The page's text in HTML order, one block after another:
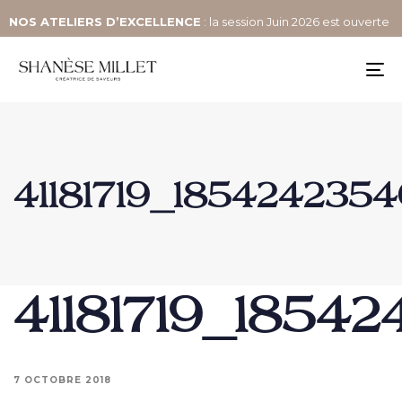
NOS ATELIERS D’EXCELLENCE : la session Juin 2026 est ouverte
7 OCTOBRE 2018